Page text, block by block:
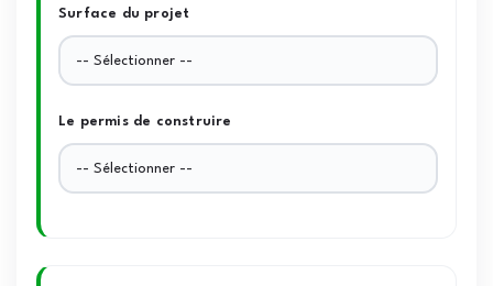
Surface du projet
Le permis de construire